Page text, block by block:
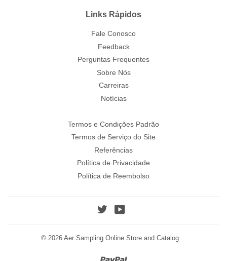
Links Rápidos
Fale Conosco
Feedback
Perguntas Frequentes
Sobre Nós
Carreiras
Notícias
Termos e Condições Padrão
Termos de Serviço do Site
Referências
Política de Privacidade
Política de Reembolso
Twitter
© 2026 Aer Sampling Online Store and Catalog